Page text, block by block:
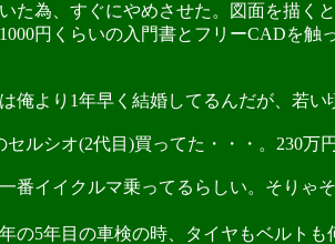
た為、すぐにやめさせた。図面を描く
円くらいの入門書とフリーCADを触
俺より1年早く結婚してるんだが、若い
ルシオ(2代目)買ってた・・・。230万円
番イイクルマ乗ってるらしい。そりゃ
の5年目の車検の時、タイヤもベルトも